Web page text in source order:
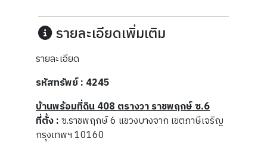
รายละเอียดเพิ่มเติม
รายละเอียด
รหัสทรัพย์ : 4245
บ้านพร้อมที่ดิน 408 ตรางวา ราชพฤกษ์ ซ.6
ที่ตั้ง :ซ.ราชพฤกษ์ 6 แขวงบางจาก เขตภาษีเจริญ
กรุงเทพฯ 10160